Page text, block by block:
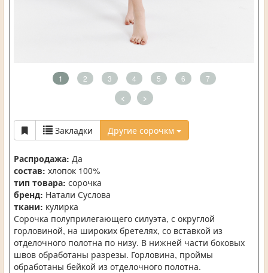
1 2 3 4 5 6 7
< >
Закладки Другие сорочкм
Распродажа: Да
состав: хлопок 100%
тип товара: сорочка
бренд: Натали Суслова
ткани: кулирка
Сорочка полуприлегающего силуэта, с округлой
горловиной, на широких бретелях, со вставкой из
отделочного полотна по низу. В нижней части боковых
швов обработаны разрезы. Горловина, проймы
обработаны бейкой из отделочного полотна.